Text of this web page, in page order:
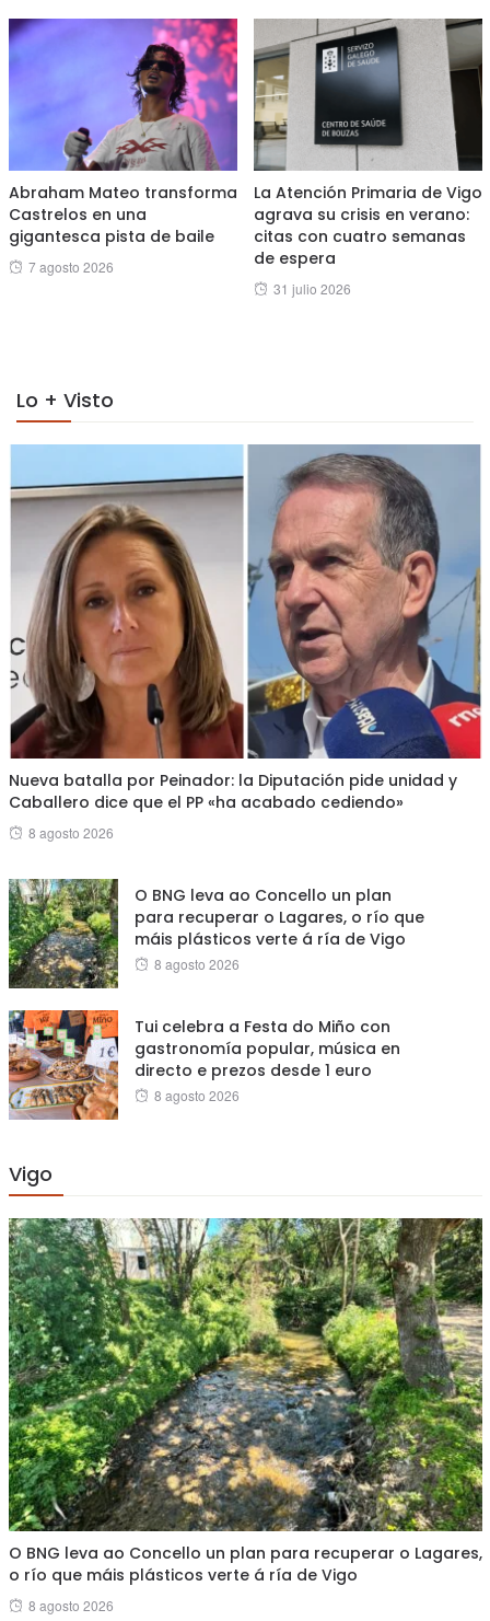
Abraham Mateo transforma
Castrelos en una
gigantesca pista de baile
Posted
7 agosto 2026
La Atención Primaria de Vigo
agrava su crisis en verano:
citas con cuatro semanas
de espera
Posted
31 julio 2026
Lo + Visto
Nueva batalla por Peinador: la Diputación pide unidad y
Caballero dice que el PP «ha acabado cediendo»
Posted
8 agosto 2026
O BNG leva ao Concello un plan
para recuperar o Lagares, o río que
máis plásticos verte á ría de Vigo
Posted
8 agosto 2026
Tui celebra a Festa do Miño con
gastronomía popular, música en
directo e prezos desde 1 euro
Posted
8 agosto 2026
Vigo
O BNG leva ao Concello un plan para recuperar o Lagares,
o río que máis plásticos verte á ría de Vigo
Posted
8 agosto 2026